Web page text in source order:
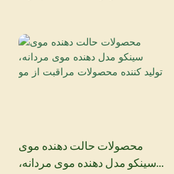
محصولات حالت دهنده موی
سینکو مدل دهنده موی مردانه،